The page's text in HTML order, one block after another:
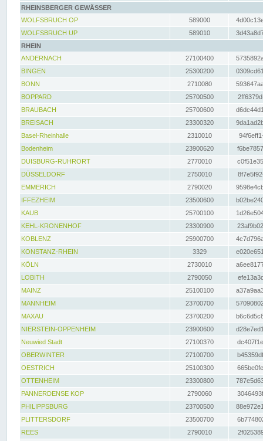
RHEINSBERGER GEWÄSSER
WOLFSBRUCH OP
589000
WOLFSBRUCH UP
589010
RHEIN
ANDERNACH
27100400
BINGEN
25300200
BONN
2710080
BOPPARD
25700500
BRAUBACH
25700600
BREISACH
23300320
Basel-Rheinhalle
2310010
Bodenheim
23900620
DUISBURG-RUHRORT
2770010
DÜSSELDORF
2750010
EMMERICH
2790020
IFFEZHEIM
23500600
KAUB
25700100
KEHL-KRONENHOF
23300900
KOBLENZ
25900700
KONSTANZ-RHEIN
3329
KÖLN
2730010
LOBITH
2790050
MAINZ
25100100
MANNHEIM
23700700
MAXAU
23700200
NIERSTEIN-OPPENHEIM
23900600
Neuwied Stadt
27100370
OBERWINTER
27100700
OESTRICH
25100300
OTTENHEIM
23300800
PANNERDENSE KOP
2790060
PHILIPPSBURG
23700500
PLITTERSDORF
23500700
REES
2790010